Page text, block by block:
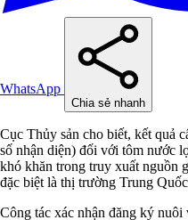
WhatsApp
Chia sẻ nhanh
Cục Thủy sản cho biết, kết quả
số nhận diện) đối với tôm nước
khó khăn trong truy xuất nguồn
đặc biệt là thị trường Trung
Công tác xác nhận đăng ký